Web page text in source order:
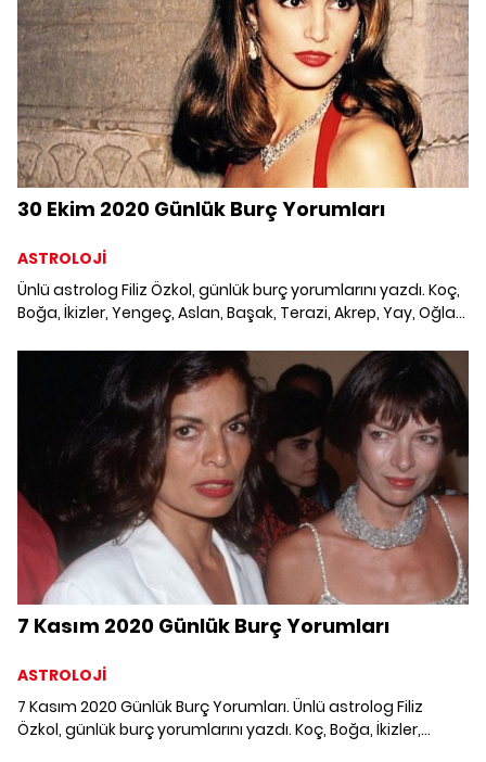
30 Ekim 2020 Günlük Burç Yorumları
ASTROLOJİ
Ünlü astrolog Filiz Özkol, günlük burç yorumlarını yazdı. Koç,
Boğa, İkizler, Yengeç, Aslan, Başak, Terazi, Akrep, Yay, Oğlak,
7 Kasım 2020 Günlük Burç Yorumları
ASTROLOJİ
7 Kasım 2020 Günlük Burç Yorumları. Ünlü astrolog Filiz
Özkol, günlük burç yorumlarını yazdı. Koç, Boğa, İkizler,